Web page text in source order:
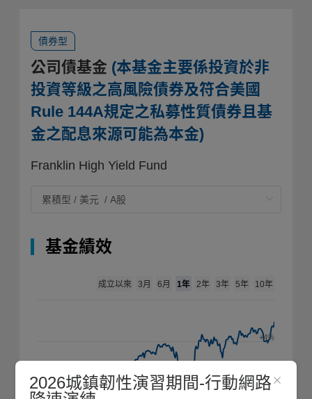
債券型
公司債基金 (本基金主要係投資於非
投資等級之高風險債券及符合美國
Rule 144A規定之私募性質債券且基
金之配息來源可能為本金)
Franklin High Yield Fund
基金績效
成立以來 3月 6月 1年 2年 3年 5年 10年
+2%
+4%
2026城鎮韌性演習期間-行動網路